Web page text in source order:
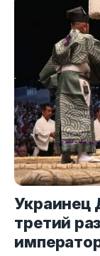
Украинец
третий